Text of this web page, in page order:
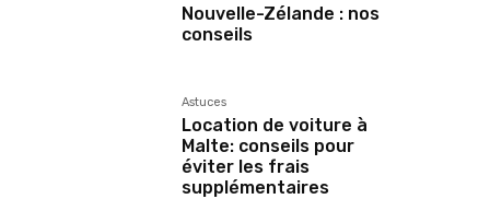
Nouvelle-Zélande : nos
conseils
Astuces
Location de voiture à
Malte: conseils pour
éviter les frais
supplémentaires